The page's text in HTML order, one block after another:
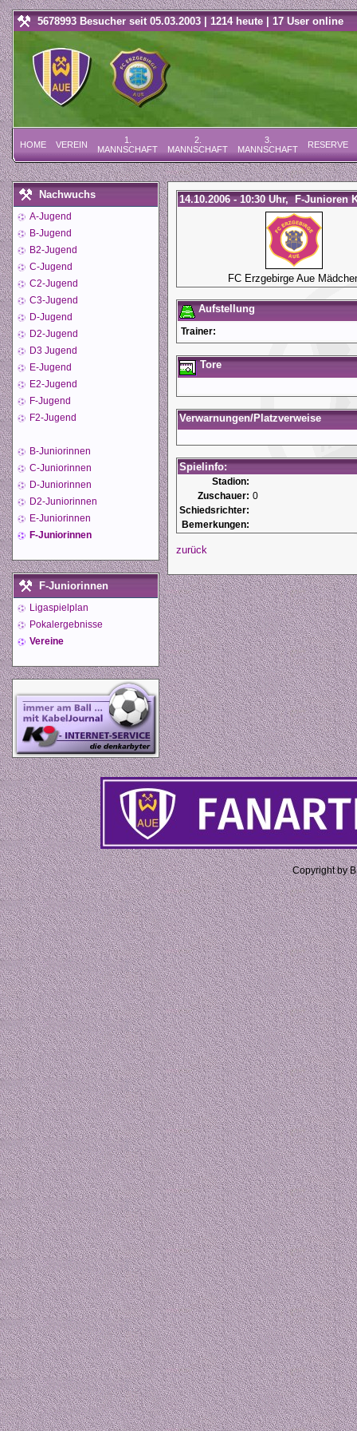
5678993 Besucher seit 05.03.2003 | 1214 heute | 17 User online
HOME VEREIN
1.
MANNSCHAFT
2.
MANNSCHAFT
3.
MANNSCHAFT
RESERVE
Nachwuchs
A-Jugend
B-Jugend
B2-Jugend
C-Jugend
C2-Jugend
C3-Jugend
D-Jugend
D2-Jugend
D3 Jugend
E-Jugend
E2-Jugend
F-Jugend
F2-Jugend
B-Juniorinnen
C-Juniorinnen
D-Juniorinnen
D2-Juniorinnen
E-Juniorinnen
F-Juniorinnen
F-Juniorinnen
Ligaspielplan
Pokalergebnisse
Vereine
14.10.2006 - 10:30 Uhr, F-Junioren
FC Erzgebirge Aue
Aufstellung
Trainer:
Tore
Verwarnungen/Platzverweise
Spielinfo:
Stadion:
Zuschauer: 0
Schiedsrichter:
Bemerkungen:
zurück
Copyright by